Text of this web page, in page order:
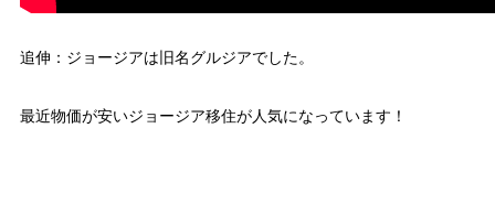
追伸：ジョージアは旧名グルジアでした。
最近物価が安いジョージア移住が人気になっています！